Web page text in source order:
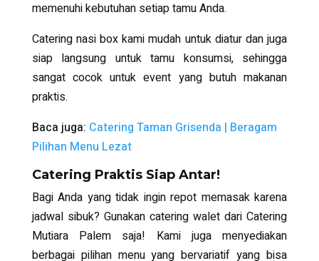
memenuhi kebutuhan setiap tamu Anda.
Catering nasi box kami mudah untuk diatur dan juga
siap langsung untuk tamu konsumsi, sehingga
sangat cocok untuk event yang butuh makanan
praktis.
Baca juga: Catering Taman Grisenda | Beragam
Pilihan Menu Lezat
Catering Praktis Siap Antar!
Bagi Anda yang tidak ingin repot memasak karena
jadwal sibuk? Gunakan catering walet dari Catering
Mutiara Palem saja! Kami juga menyediakan
berbagai pilihan menu yang bervariatif yang bisa